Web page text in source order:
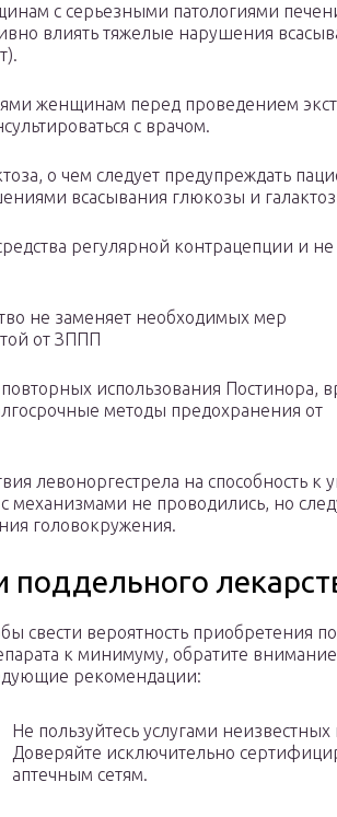
с серьезными патологиями
влиять тяжелые нарушения
женщинам перед проведением
с врачом.
о чем следует предупреждать
всасывания глюкозы и
регулярной контрацепции и не
не заменяет необходимых мер
от ЗППП
использования Постинора,
методы предохранения от
левоноргестрела на способность к
механизмами не проводились, но
головокружения.
поддельного
свести вероятность приобретения
к минимуму, обратите
рекомендации:
Не пользуйтесь услугами неизвестных
Доверяйте исключительно
аптечным сетям.